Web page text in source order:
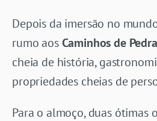
Depois da imersão no
rumo aosCaminhos de Pedra
cheia de história,
propriedades cheias de
Para o almoço, duas ótimas